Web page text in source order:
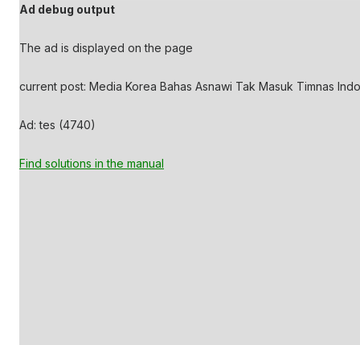
Ad debug output
The ad is displayed on the page
current post: Media Korea Bahas Asnawi Tak Masuk Timnas
Ad: tes (4740)
Find solutions in the manual